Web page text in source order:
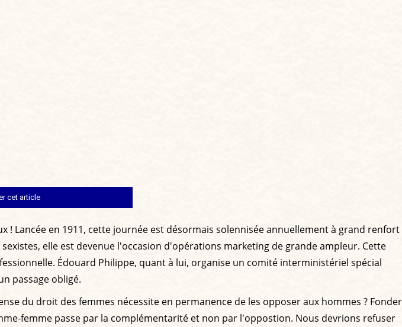
cet article
Lancée en 1911, cette journée est désormais solennisée annuellement à grand renfort
elle est devenue l'occasion d'opérations marketing de grande ampleur. Cette
Édouard Philippe, quant à lui, organise un comité interministériel spécial
passage obligé.
du droit des femmes nécessite en permanence de les opposer aux hommes ? Fonder
femme passe par la complémentarité et non par l'oppostion. Nous devrions refuser